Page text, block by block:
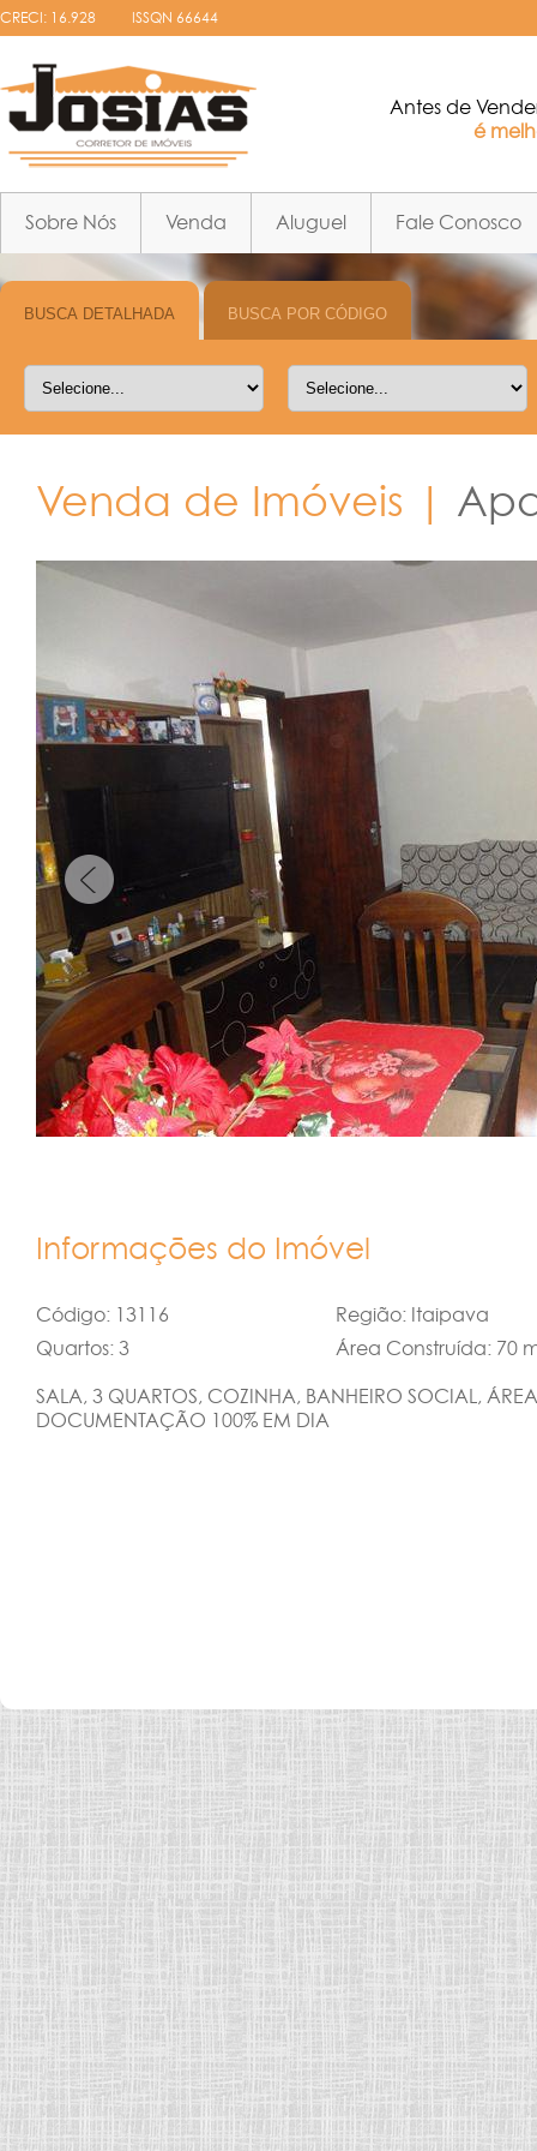
CRECI: 16.928 ISSQN 66644
Antes de
é
Sobre Nós Venda Aluguel Fale Conosco
Venda de Imóveis |
Informações do Imóvel
Código: 13116
Região: Itaipava
Quartos: 3
Área Construída: 70
SALA, 3 QUARTOS, COZINHA, BANHEIRO SOCIAL,
DOCUMENTAÇÃO 100% EM DIA